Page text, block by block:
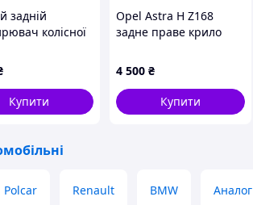
задній
колісної
61681-
Купити
Opel Astra H Z168
задне праве крило
4 500 ₴
Купити
Polcar Renault BMW Аналог